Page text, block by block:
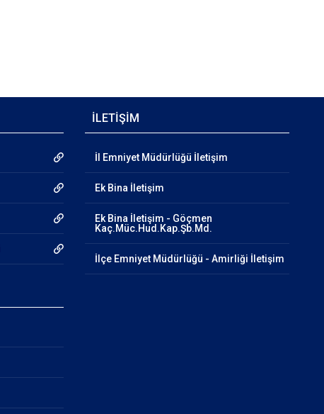
İLETİŞİM
İl Emniyet Müdürlüğü İletişim
Ek Bina İletişim
Ek Bina İletişim - Göçmen
Kaç.Müc.Hud.Kap.Şb.Md.
İlçe Emniyet Müdürlüğü - Amirliği İletişim